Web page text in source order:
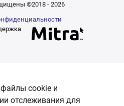
©2018 - 2026
cookie и
отслеживания для